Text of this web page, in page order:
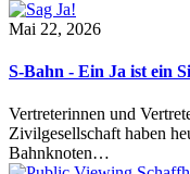
Mai 22, 2026
S-Bahn - Ein Ja ist ein
Vertreterinnen und
Zivilgesellschaft haben
Bahnknoten…